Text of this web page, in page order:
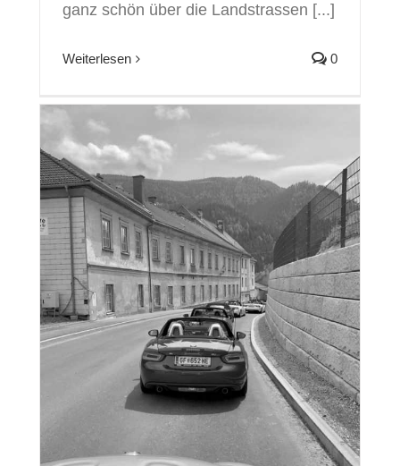
ganz schön über die Landstrassen [...]
Weiterlesen 0